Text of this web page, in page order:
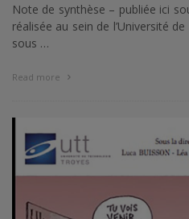
Note de synthèse – publiée ici
réalisée au sein de l’Université
sous …
Read more